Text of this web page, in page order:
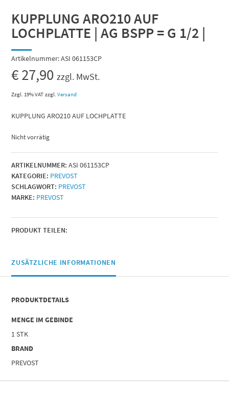
KUPPLUNG ARO210 AUF
LOCHPLATTE | AG BSPP = G 1/2 |
Artikelnummer:ASI 061153CP
€27,90 zzgl. MwSt.
Zzgl. 19% VAT zzgl.Versand
KUPPLUNG ARO210 AUF LOCHPLATTE
Nicht vorrätig
ARTIKELNUMMER: ASI 061153CP
KATEGORIE: PREVOST
SCHLAGWORT: PREVOST
MARKE: PREVOST
PRODUKT TEILEN:
ZUSÄTZLICHE INFORMATIONEN
PRODUKTDETAILS
MENGE IM GEBINDE
1 STK
BRAND
PREVOST